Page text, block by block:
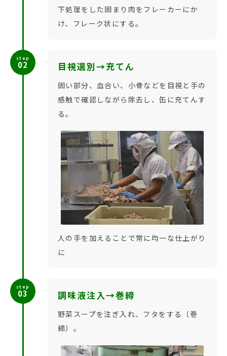
下処理をした固まり肉をフレーカーにか
け、フレーク状にする。
step
02 目視選別→充てん
固い部分、血合い、小骨などを目視と手の
感触で確認しながら除去し、缶に充てんす
る。
人の手を加えることで常に均一な仕上がり
に
step
03 調味液注入→巻締
野菜スープを注ぎ入れ、フタをする（巻
締）。